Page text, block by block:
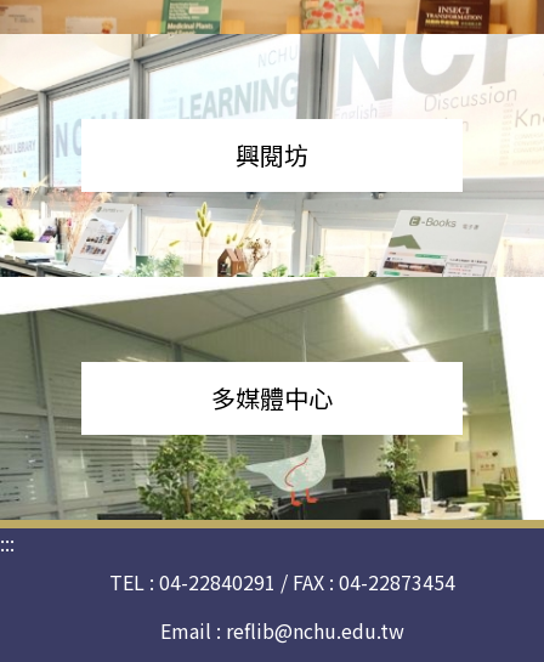
興閱坊
多媒體中心
:::
TEL : 04-22840291 / FAX : 04-22873454
Email : reflib@nchu.edu.tw